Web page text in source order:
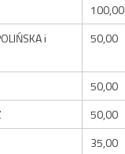
100,00
i
50,00
50,00
50,00
35,00